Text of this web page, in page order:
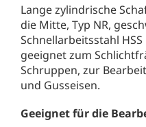
Lange zylindrische
die Mitte, Typ NR,
Schnellarbeitsstahl HSS
geeignet zum
Schruppen, zur
und Gusseisen.
Geeignet für die